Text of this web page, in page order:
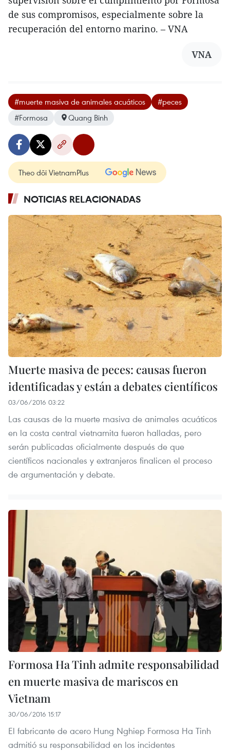
de sus compromisos, especialmente sobre la
recuperación del entorno marino. – VNA
VNA
#muerte masiva de animales acuáticos
#peces
#Formosa
Quang Binh
Theo dõi VietnamPlus
NOTICIAS RELACIONADAS
Muerte masiva de peces: causas fueron
identificadas y están a debates científicos
03/06/2016 03:22
Las causas de la muerte masiva de animales acuáticos
en la costa central vietnamita fueron halladas, pero
serán publicadas oficialmente después de que
científicos nacionales y extranjeros finalicen el proceso
de argumentación y debate.
Formosa Ha Tinh admite responsabilidad
en muerte masiva de mariscos en
Vietnam
30/06/2016 15:17
El fabricante de acero Hung Nghiep Formosa Ha Tinh
admitió su responsabilidad en los incidentes